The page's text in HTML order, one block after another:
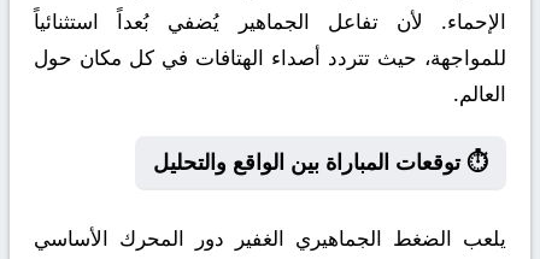
الإحماء. لأن تفاعل الجماهير يُضفي بُعداً استثنائياً
للمواجهة، حيث تتردد أصداء الهتافات في كل مكان حول
العالم.
⏱️ توقعات المباراة بين الواقع والتحليل
يلعب الضغط الجماهيري الغفير دور المحرك الأساسي